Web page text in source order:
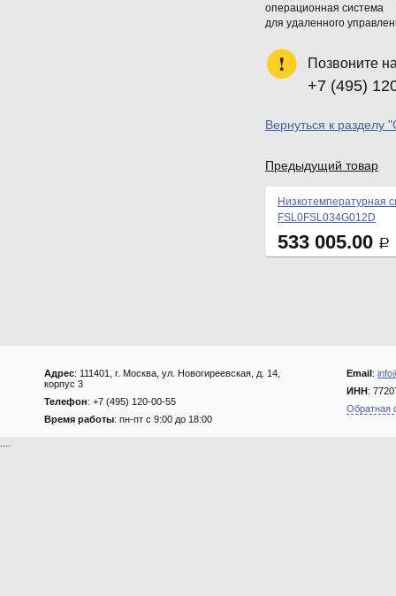
операционная система
для удаленного
Позвоните
+7 (495)
Вернуться к разделу
Предыдущий товар
Низкотемпературная
FSL0FSL034G012D
533 005.00 Р
Адрес: 111401, г. Москва, ул. Новогиреевская, д. 14,
корпус 3
Телефон: +7 (495) 120-00-55
Время работы: пн-пт с 9:00 до 18:00
Email:
ИНН:
Обратная
....